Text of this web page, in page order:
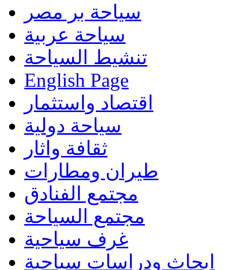
سياحة بر مصر
سياحة عربية
تنشيط السياحة
English Page
اقتصاد واستثمار
سياحة دولية
ثقافة واثار
طيران ومطارات
مجتمع الفنادق
مجتمع السياحة
غرف سياحية
ابحاث ودراسات سياحية